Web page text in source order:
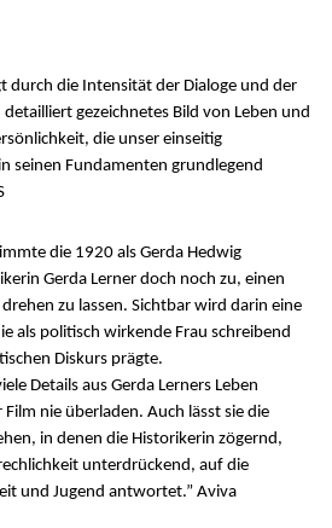
durch die Intensität der Dialoge und der
gezeichnetes Bild von Leben und
die unser einseitig
seinen Fundamenten grundlegend
die 1920 als Gerda Hedwig
Gerda Lerner doch noch zu, einen
zu lassen. Sichtbar wird darin eine
als politisch wirkende Frau schreibend
Diskurs prägte.
Details aus Gerda Lerners Leben
nie überladen. Auch lässt sie die
in denen die Historikerin zögernd,
unterdrückend, auf die
und Jugend antwortet.” Aviva